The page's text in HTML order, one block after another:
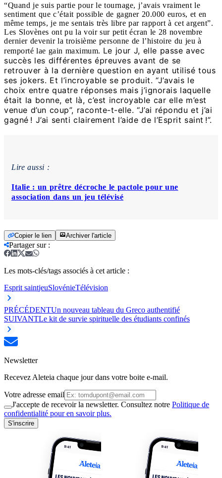
“Quand je suis partie pour le tournage, j’avais vraiment le
sentiment que c’était possible de gagner 20.000 euros, et en
même temps, je me sentais très libre par rapport à cet argent”.
Les Slovènes ont pu la voir sur petit écran le 28 novembre
dernier devenir la troisième personne de l’histoire du jeu à
remporté lae gain maximum. Le jour J, elle passe avec
succès les différentes épreuves avant de se
retrouver à la dernière question en ayant utilisé tous
ses jokers. Et l’incroyable se produit. “J’avais le
choix entre quatre réponses mais j’ignorais laquelle
était la bonne, et là, c’est incroyable car elle m’est
venue d’un coup”, raconte-t-elle. “J’ai répondu et j’ai
gagné ! J’ai senti clairement l’aide de l’Esprit saint !”.
Lire aussi :
Italie : un prêtre décroche le pactole pour une
association dans un jeu télévisé
Copier le lien Archiver l'article
Partager sur:
Les mots-clés/tags associés à cet article :
Esprit saintjeuSlovénieTélévision
PRÉCÉDENTUn nouveau tableau du Greco authentifié
SUIVANTLe kit de survie spirituelle des étudiants confinés
Newsletter
Recevez Aleteia chaque jour dans votre boite e-mail.
Votre adresse email
J'accepte de recevoir la newsletter. Consultez notre Politique de
confidentialité pour en savoir plus.
S'inscrire